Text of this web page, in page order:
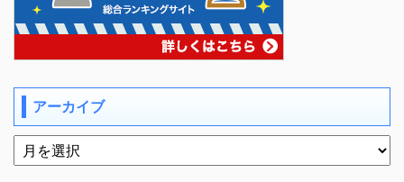
アーカイブ